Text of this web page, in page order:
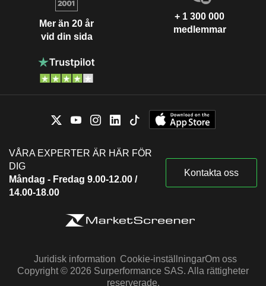
Mer än 20 år
vid din sida
+ 1 300 000
medlemmar
VÅRA EXPERTER ÄR HÄR FÖR
DIG
Måndag - Fredag 9.00-12.00 /
14.00-18.00
Kontakta oss
Juridisk information Cookie-inställningarOm oss
Copyright © 2026 Surperformance SAS. Alla rättigheter
reserverade.